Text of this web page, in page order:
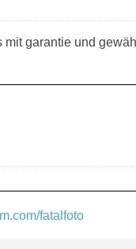
garantie und
fatalfoto